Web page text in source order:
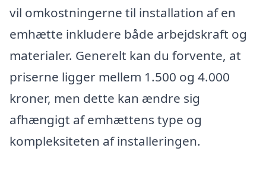
vil omkostningerne til installation af en
emhætte inkludere både arbejdskraft og
materialer. Generelt kan du forvente, at
priserne ligger mellem 1.500 og 4.000
kroner, men dette kan ændre sig
afhængigt af emhættens type og
kompleksiteten af installeringen.